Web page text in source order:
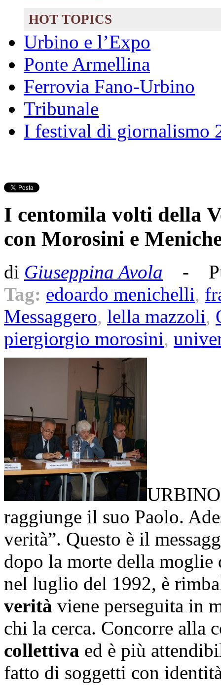
HOT TOPICS
Urbino e l’Expo
Ponte Armellina
Ferrovia Fano-Urbino
Tribunale
I festival di giornalismo
I centomila volti della
con Morosini e
di Giuseppina Avola -
Tag: edoardo menichelli,
Messaggero, lella mazzoli,
piergiorgio morosini,
raggiunge il suo Paolo.
verità”. Questo è il
dopo la morte della moglie
nel luglio del 1992, è
verità viene perseguita in
chi la cerca. Concorre alla
collettiva ed è più
fatto di soggetti con